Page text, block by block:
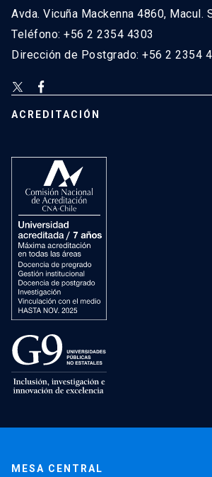
Avda. Vicuña Mackenna 4860, Macul.
Teléfono: +56 2 2354 4303
Dirección de Postgrado: +56 2 2354
ACREDITACIÓN
MESA CENTRAL